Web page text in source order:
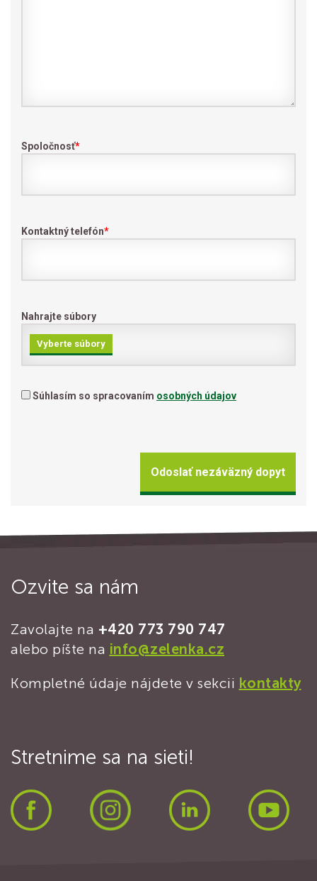
Spoločnosť*
Kontaktný telefón*
Nahrajte súbory
Vyberte súbory
Súhlasím so spracovaním osobných údajov
Odoslať nezáväzný dopyt
Ozvite sa nám
Zavolajte na +420 773 790 747
alebo píšte na info@zelenka.cz
Kompletné údaje nájdete v sekcii kontakty
Stretnime sa na sieti!